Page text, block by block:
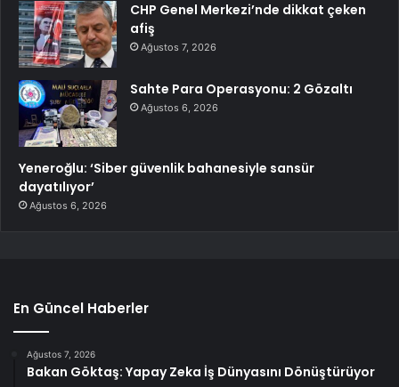
CHP Genel Merkezi’nde dikkat çeken
afiş
Ağustos 7, 2026
Sahte Para Operasyonu: 2 Gözaltı
Ağustos 6, 2026
Yeneroğlu: ‘Siber güvenlik bahanesiyle sansür
dayatılıyor’
Ağustos 6, 2026
En Güncel Haberler
Ağustos 7, 2026
Bakan Göktaş: Yapay Zeka İş Dünyasını Dönüştürüyor